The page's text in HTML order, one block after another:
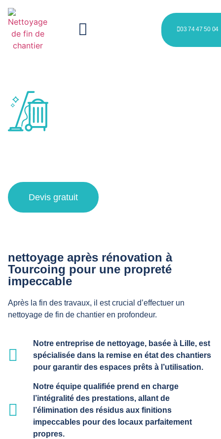
03 74 47 50 04
Devis gratuit
nettoyage après rénovation à
Tourcoing pour une propreté
impeccable
Après la fin des travaux, il est crucial d’effectuer un
nettoyage de fin de chantier en profondeur.
Notre entreprise de nettoyage, basée à Lille, est
spécialisée dans la remise en état des chantiers
pour garantir des espaces prêts à l’utilisation.
Notre équipe qualifiée prend en charge
l’intégralité des prestations, allant de
l’élimination des résidus aux finitions
impeccables pour des locaux parfaitement
propres.